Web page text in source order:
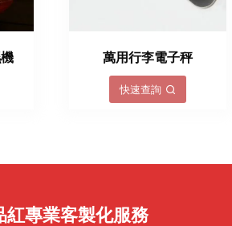
萬用行李電子秤
快速查詢
紅專業客製化服務